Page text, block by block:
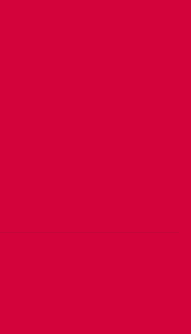
på LinkedIn